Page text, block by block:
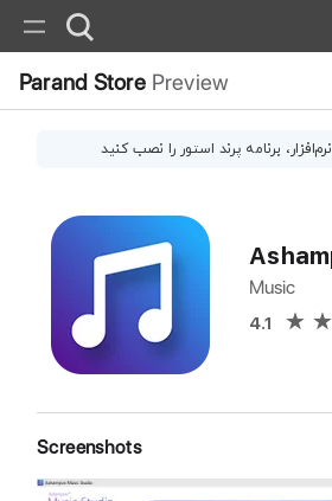
Parand Store Preview
نرم‌افزار، برنامه پرند استور را نصب کنید
Music
4.1
Screenshots